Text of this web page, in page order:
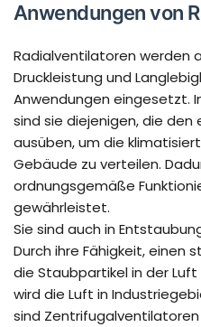
Anwendungen von
Radialventilatoren werden
Druckleistung und
Anwendungen eingesetzt.
sind sie diejenigen, die den
ausüben, um die
Gebäude zu verteilen.
ordnungsgemäße
gewährleistet.
Sie sind auch in
Durch ihre Fähigkeit, einen
die Staubpartikel in der
wird die Luft in
sind